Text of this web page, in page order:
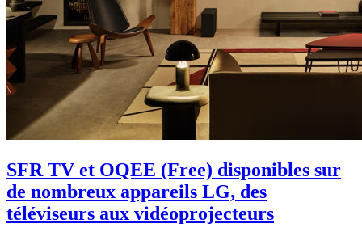
SFR TV et OQEE (Free) disponibles sur
de nombreux appareils LG, des
téléviseurs aux vidéoprojecteurs